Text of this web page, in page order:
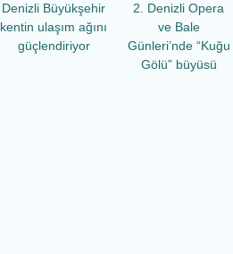
Denizli Büyükşehir
kentin ulaşım ağını
güçlendiriyor
2. Denizli Opera
ve Bale
Günleri’nde “Kuğu
Gölü” büyüsü